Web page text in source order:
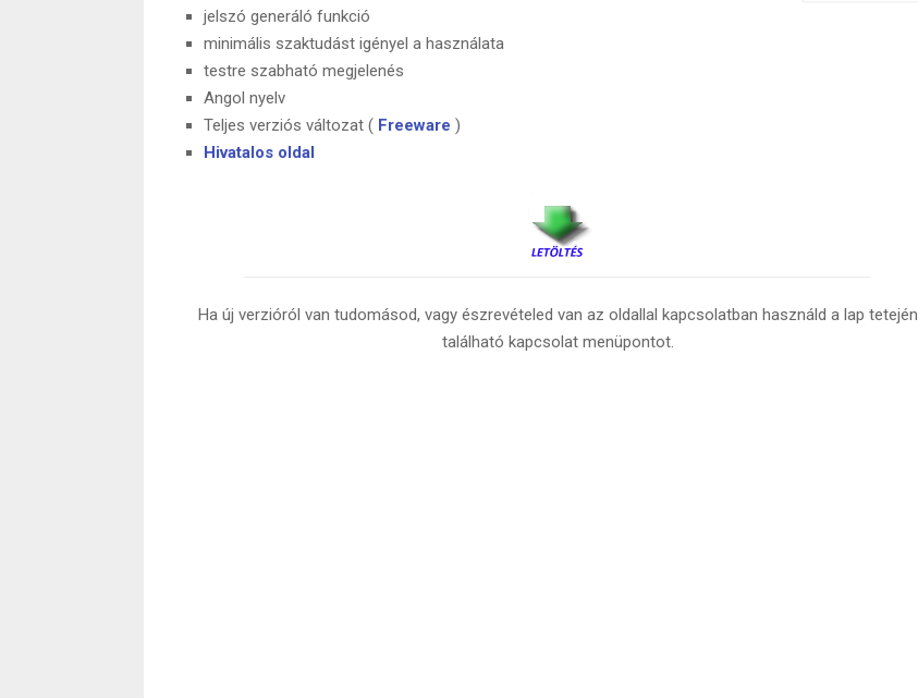
jelszó generáló funkció
minimális szaktudást igényel a használata
testre szabható megjelenés
Angol nyelv
Teljes verziós változat ( Freeware )
Hivatalos oldal
Ha új verzióról van tudomásod, vagy észrevételed van az oldallal kapcsolatban használd a lap tetején
található kapcsolat menüpontot.